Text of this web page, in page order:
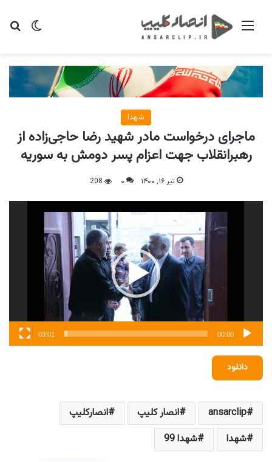
تغییر منو
شهدا
ماجرای درخواست مادر شهید رضا حاجی‌زاده از
رهبرانقلاب جهت اعزام پسر دومش به سوریه
تیر ۱۶, ۱۴۰۰ ۰ 208
نمایشگر
00:00
03:01
دانلود
ansarclip انصار کلیپ
انصارکلیپ
شهدا
شهدا 99